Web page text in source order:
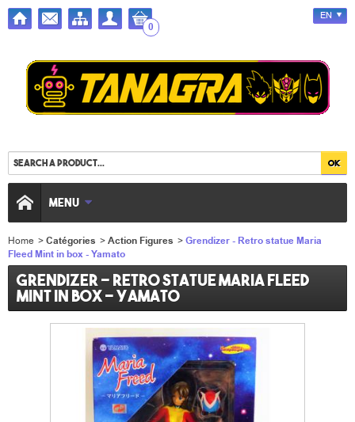
0
EN
MENU
Home >Catégories >Action Figures >Grendizer - Retro statue Maria
Fleed Mint in box - Yamato
Grendizer - Retro statue Maria Fleed
Mint in box - Yamato